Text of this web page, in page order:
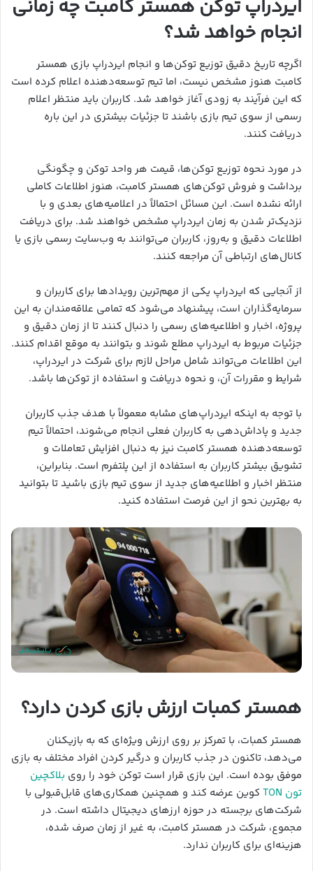
ایردراپ توکن همستر کامبت چه زمانی
انجام خواهد شد؟
اگرچه تاریخ دقیق توزیع توکن‌ها و انجام ایردراپ بازی همستر
کامبت هنوز مشخص نیست، اما تیم توسعه‌دهنده اعلام کرده است
که این فرآیند به زودی آغاز خواهد شد. کاربران باید منتظر اعلام
رسمی از سوی تیم بازی باشند تا جزئیات بیشتری در این باره
دریافت کنند.
در مورد نحوه توزیع توکن‌ها، قیمت هر واحد توکن و چگونگی
برداشت و فروش توکن‌های همستر کامبت، هنوز اطلاعات کاملی
ارائه نشده است. این مسائل احتمالاً در اعلامیه‌های بعدی و با
نزدیک‌تر شدن به زمان ایردراپ مشخص خواهند شد. برای دریافت
اطلاعات دقیق و به‌روز، کاربران می‌توانند به وب‌سایت رسمی بازی یا
کانال‌های ارتباطی آن مراجعه کنند.
از آنجایی که ایردراپ یکی از مهم‌ترین رویدادها برای کاربران و
سرمایه‌گذاران است، پیشنهاد می‌شود که تمامی علاقه‌مندان به این
پروژه، اخبار و اطلاعیه‌های رسمی را دنبال کنند تا از زمان دقیق و
جزئیات مربوط به ایردراپ مطلع شوند و بتوانند به موقع اقدام کنند.
این اطلاعات می‌تواند شامل مراحل لازم برای شرکت در ایردراپ،
شرایط و مقررات آن، و نحوه دریافت و استفاده از توکن‌ها باشد.
با توجه به اینکه ایردراپ‌های مشابه معمولاً با هدف جذب کاربران
جدید و پاداش‌دهی به کاربران فعلی انجام می‌شوند، احتمالاً تیم
توسعه‌دهنده همستر کامبت نیز به دنبال افزایش تعاملات و
تشویق بیشتر کاربران به استفاده از این پلتفرم است. بنابراین،
منتظر اخبار و اطلاعیه‌های جدید از سوی تیم بازی باشید تا بتوانید
به بهترین نحو از این فرصت استفاده کنید.
همستر کمبات ارزش بازی کردن دارد؟
همستر کمبات، با تمرکز بر روی ارزش ویژه‌ای که به بازیکنان
می‌دهد، تاکنون در جذب کاربران و درگیر کردن افراد مختلف به بازی
موفق بوده است. این بازی قرار است توکن خود را روی بلاکچین
تون TON
کوین عرضه کند و همچنین همکاری‌های قابل‌قبولی با
شرکت‌های برجسته در حوزه ارزهای دیجیتال داشته است. در
مجموع، شرکت در همستر کامبت، به غیر از زمان صرف شده،
هزینه‌ای برای کاربران ندارد.